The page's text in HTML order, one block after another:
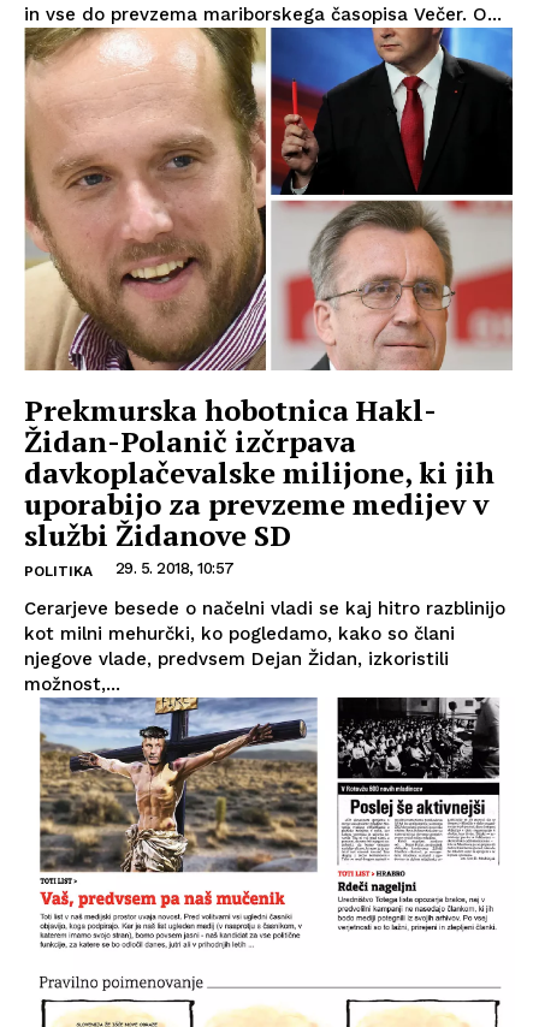
in vse do prevzema mariborskega časopisa Večer. O...
Prekmurska hobotnica Hakl-
Židan-Polanič izčrpava
davkoplačevalske milijone, ki jih
uporabijo za prevzeme medijev v
službi Židanove SD
POLITIKA 29. 5. 2018, 10:57
Cerarjeve besede o načelni vladi se kaj hitro razblinijo
kot milni mehurčki, ko pogledamo, kako so člani
njegove vlade, predvsem Dejan Židan, izkoristili
možnost,...